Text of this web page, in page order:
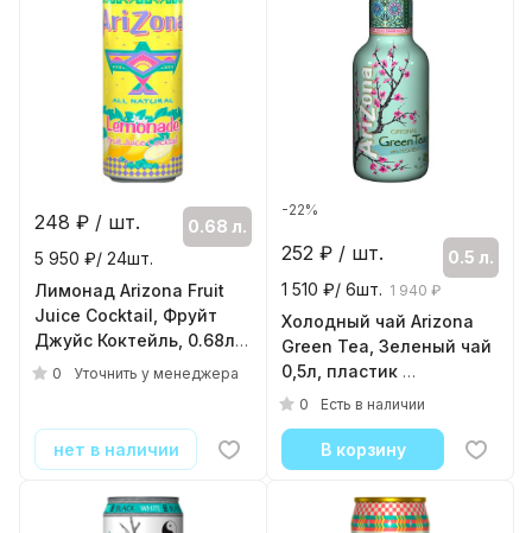
248 ₽ / шт.
0.68 л.
5 950 ₽/ 24шт.
Лимонад Arizona Fruit
Juice Cocktail, Фруйт
Джуйс Коктейль, 0.68л,
банка
0 Уточнить у менеджера
нет в наличии
-22%
252 ₽ / шт.
0.5 л.
1 510 ₽/ 6шт. 1 940 ₽
Холодный чай Arizona
Green Tea, Зеленый чай
0,5л, пластик
( 6шт./уп. )
0 Есть в наличии
В корзину